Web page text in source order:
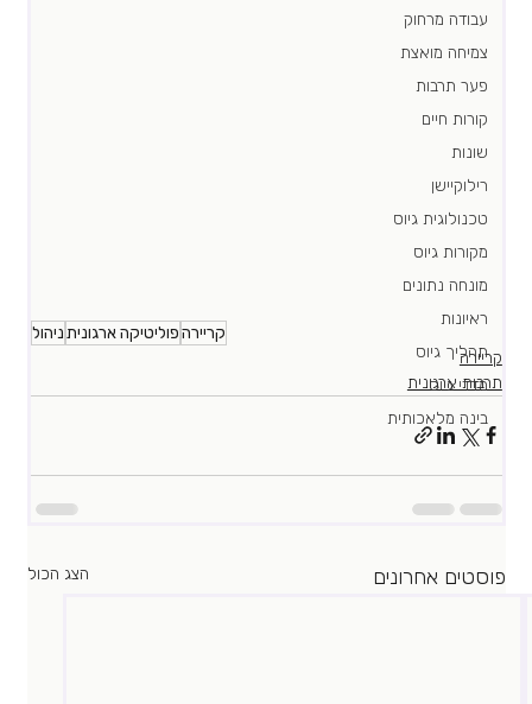
עבודה מרחוק
צמיחה מואצת
פער תרבות
קורות חיים
שונות
רילוקיישן
טכנולוגית גיוס
מקורות גיוס
מונחה נתונים
ראיונות
תהליך גיוס
מדדי גיוס
בינה מלאכותית
קריירהפוליטיקה ארגוניתניהול
קריירה
תרבות ארגונית
פוסטים אחרונים הצג הכול